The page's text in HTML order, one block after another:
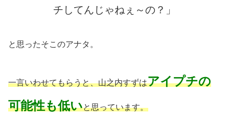
チしてんじゃねぇ～の？」
と思ったそこのアナタ。
一言いわせてもらうと、山之内すずはアイプチの
可能性も低いと思っています。